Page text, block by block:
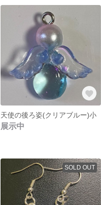
天使の後ろ姿(クリアブルー)小
展示中
SOLD OUT